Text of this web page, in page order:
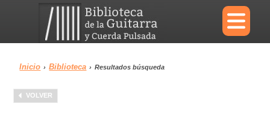
×
Menu
Inicio › Biblioteca › Resultados búsqueda
VOLVER